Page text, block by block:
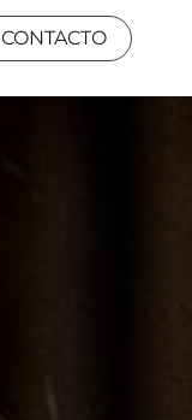
CONTACTO